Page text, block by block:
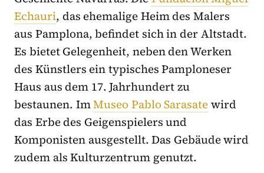
Echauri, das ehemalige Heim des Malers
aus Pamplona, befindet sich in der Altstadt.
Es bietet Gelegenheit, neben den Werken
des Künstlers ein typisches Pamploneser
Haus aus dem 17. Jahrhundert zu
bestaunen. ImMuseo Pablo Sarasatewird
das Erbe des Geigenspielers und
Komponisten ausgestellt. Das Gebäude wird
zudem als Kulturzentrum genutzt.